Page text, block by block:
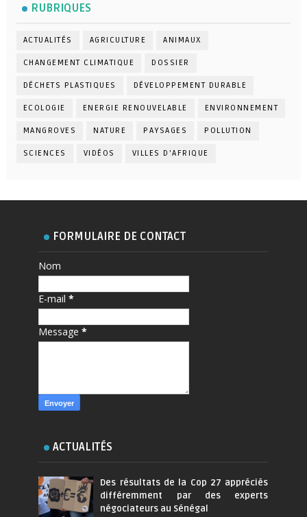
RUBRIQUES
ACTUALITÉS AGRICULTURE ANIMAUX
CHANGEMENT CLIMATIQUE DOSSIER
DÉCHETS PLASTIQUES DÉVELOPPEMENT DURABLE
ECOLOGIE ENERGIE RENOUVELABLE ENVIRONNEMENT
MANGROVES NATURE PAYSAGES POLLUTION
SCIENCES VIDÉOS VILLES D'AFRIQUE
FORMULAIRE DE CONTACT
Nom
E-mail*
Message*
ACTUALITÉS
Des résultats de la Cop 27 appréciés
différemment par des experts
négociateurs au Sénégal